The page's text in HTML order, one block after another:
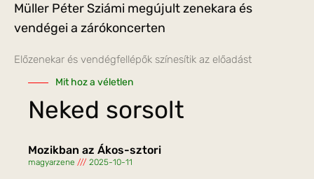
Müller Péter Sziámi megújult zenekara és
vendégei a zárókoncerten
Előzenekar és vendégfellépők színesítik az előadást
Mit hoz a véletlen
Neked sorsolt
Mozikban az Ákos-sztori
magyarzene 2025-10-11